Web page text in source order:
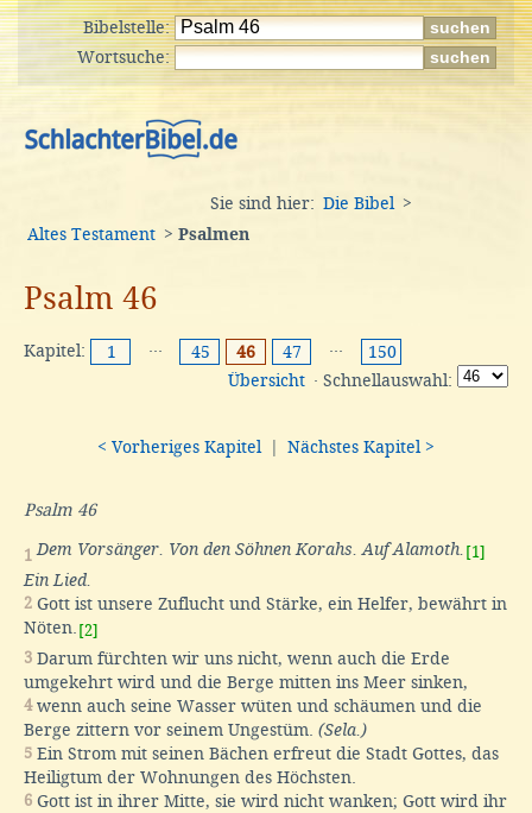
Bibelstelle:
Wortsuche:
Sie sind hier: Die Bibel
>
Altes Testament > Psalmen
Psalm 46
Kapitel: 1 ··· 45 46 47 ···
150
Übersicht · Schnellauswahl:
< Vorheriges Kapitel Nächstes Kapitel >
Psalm 46
1 Dem Vorsänger. Von den Söhnen Korahs. Auf Alamoth. [1]
Ein Lied.
2 Gott ist unsere Zuflucht und Stärke, ein Helfer, bewährt in
Nöten. [2]
3 Darum fürchten wir uns nicht, wenn auch die Erde
umgekehrt wird und die Berge mitten ins Meer sinken,
4wenn auch seine Wasser wüten und schäumen und die
Berge zittern vor seinem Ungestüm. (Sela.)
5 Ein Strom mit seinen Bächen erfreut die Stadt Gottes, das
Heiligtum der Wohnungen des Höchsten.
6 Gott ist in ihrer Mitte, sie wird nicht wanken; Gott wird ihr